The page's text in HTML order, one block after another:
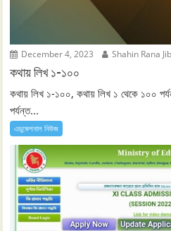
December 4, 2023 Shahin Rana
কথায় লিখ ১-১০০
কথায় লিখ ১-১০০, কথায় লিখ ১ থেকে ১০০
পর্যন্ত...
এডুকেশনাল নিউজ